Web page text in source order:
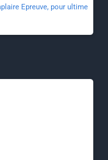
Epreuve, pour ultime